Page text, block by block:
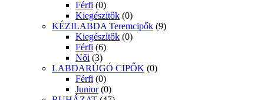
Férfi (0)
Kiegészítők (0)
KÉZILABDA Teremcipők (9)
Kiegészítők (0)
Férfi (6)
Női (3)
LABDARÚGÓ CIPŐK (0)
Férfi (0)
Junior (0)